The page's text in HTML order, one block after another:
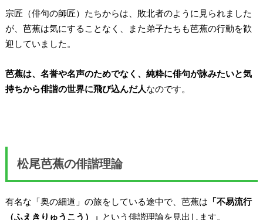
宗匠（俳句の師匠）たちからは、敗北者のように見られました
が、芭蕉は気にすることなく、また弟子たちも芭蕉の行動を歓
迎していました。
芭蕉は、名誉や名声のためでなく、純粋に俳句が詠みたいと気
持ちから俳諧の世界に飛び込んだ人なのです。
松尾芭蕉の俳諧理論
有名な「奥の細道」の旅をしている途中で、芭蕉は 「不易流行
（ふえきりゅうこう）」 という俳諧理論を見出します。